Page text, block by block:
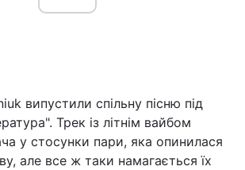
Війна
випустили спільну пісню під
Трек із літнім вайбом
у стосунки пари, яка опинилася
але все ж таки намагається їх